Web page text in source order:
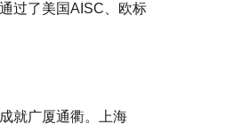
过了美国AISC、欧标
广厦通衢。上海